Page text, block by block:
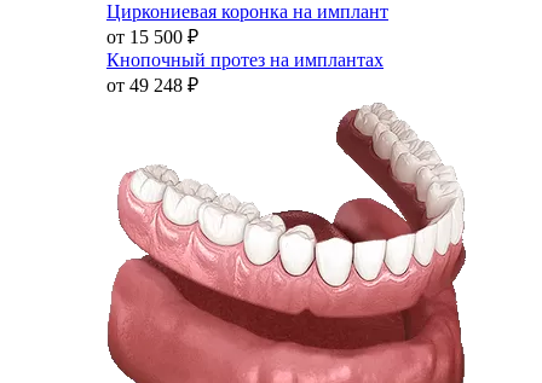
Циркониевая коронка на имплант
от 15 500 ₽
Кнопочный протез на имплантах
от 49 248 ₽